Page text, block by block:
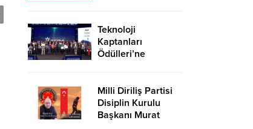
UZAK TUTUMUŞ
OLACAKTIR
Teknoloji
Kaptanları
Ödülleri’ne
Milli Diriliş Partisi
Disiplin Kurulu
Başkanı Murat